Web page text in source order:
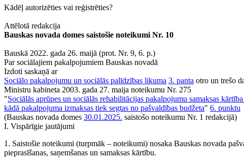
Kādēļ autorizēties vai reģistrēties?
Attēlotā redakcija
Bauskas novada domes saistošie noteikumi Nr. 10
Bauskā 2022. gada 26. maijā (prot. Nr. 9, 6. p.)
Par sociālajiem pakalpojumiem Bauskas novadā
Izdoti saskaņā ar
Sociālo pakalpojumu un sociālās palīdzības likuma 3. panta otro un trešo
Ministru kabineta 2003. gada 27. maija noteikumu Nr. 275
"Sociālās aprūpes un sociālās rehabilitācijas pakalpojumu samaksas
kādā pakalpojuma izmaksas tiek segtas no pašvaldības budžeta" 6. punktu
(Bauskas novada domes 30.01.2025. saistošo noteikumu Nr. 1 redakcijā)
I. Vispārīgie jautājumi
1. Saistošie noteikumi (turpmāk – noteikumi) nosaka Bauskas novada
pieprasīšanas, saņemšanas un samaksas kārtību.